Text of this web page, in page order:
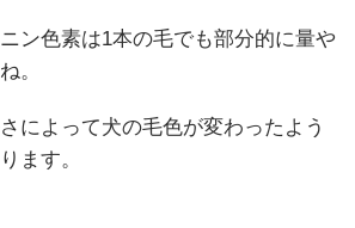
ン色素は1本の毛でも部分的に量や
。
によって犬の毛色が変わったよう
ます。